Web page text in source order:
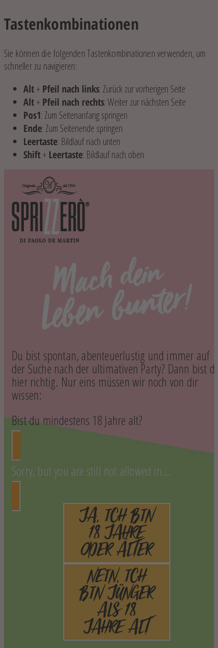
Tastenkombinationen
Sie können die folgenden Tastenkombinationen verwenden, um
schneller zu navigieren:
Alt+ Pfeil nach links: Zurück zur vorherigen Seite
Alt+ Pfeil nach rechts: Weiter zur nächsten Seite
Pos1: Zum Seitenanfang springen
Ende: Zum Seitenende springen
Leertaste: Bildlauf nach unten
Shift+ Leertaste: Bildlauf nach oben
Du bist spontan, abenteuerlustig und immer auf
der Suche nach der ultimativen Party? Dann bist
hier richtig. Nur eins müssen wir noch von dir
wissen:
Bist du mindestens 18 Jahre alt?
Sorry, but you are still not allowed in...
JA, ICH BIN
18 JAHRE
ODER ÄLTER
NEIN, ICH
BIN JÜNGER
ALS 18
JAHRE ALT